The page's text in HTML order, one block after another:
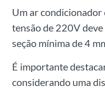
Um ar
tensão de 220V
seção mínima de 4
É importante
considerando uma